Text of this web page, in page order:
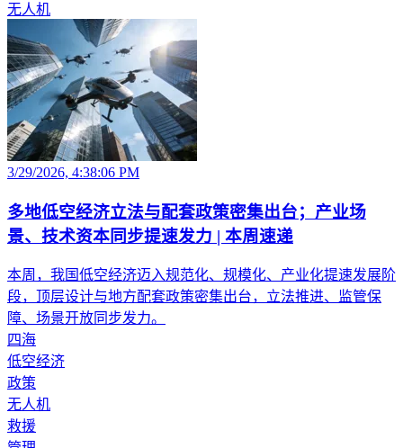
无人机
3/29/2026, 4:38:06 PM
多地低空经济立法与配套政策密集出台；产业场
景、技术资本同步提速发力 | 本周速递
本周，我国低空经济迈入规范化、规模化、产业化提速发展阶
段，顶层设计与地方配套政策密集出台，立法推进、监管保
障、场景开放同步发力。
四海
低空经济
政策
无人机
救援